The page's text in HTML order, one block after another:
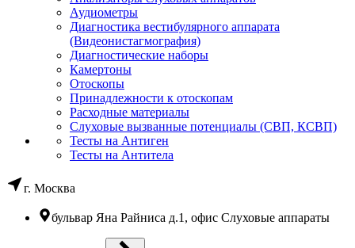
Аудиометры
Диагностика вестибулярного аппарата
(Видеонистагмография)
Диагностические наборы
Камертоны
Отоскопы
Принадлежности к отоскопам
Расходные материалы
Слуховые вызванные потенциалы (СВП, КСВП)
Тесты на Антиген
Тесты на Антитела
г. Москва
бульвар Яна Райниса д.1, офис Слуховые аппараты